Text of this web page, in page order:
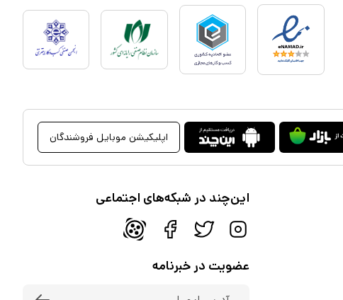
اپلیکیشن موبایل فروشندگان
این‌چند در شبکه‌های اجتماعی
عضویت در خبرنامه